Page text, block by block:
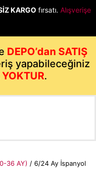
KARGO fırsatı. Alışverişe
DEPO’dan SATIŞ
yapabileceğiniz
YOKTUR.
36 AY) / 6/24 Ay İspanyol